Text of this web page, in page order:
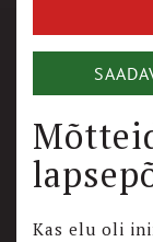
Kas elu oli